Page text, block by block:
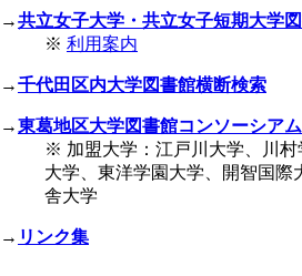
→共立女子大学・共立女子短期大学
※ 利用案内
→千代田区内大学図書館横断検索
→東葛地区大学図書館コンソーシアム
※ 加盟大学：江戸川大学、川
大学、東洋学園大学、開智国際
舎大学
→ リンク集